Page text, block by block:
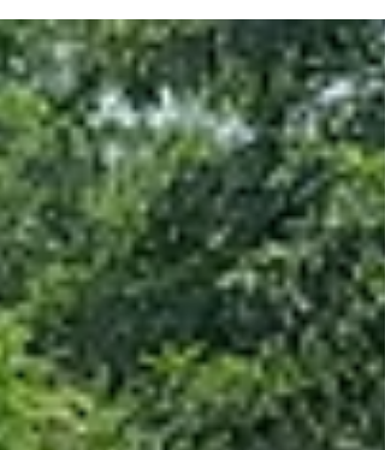
partecipazione . Il 29 novembre, presso il
Circolo Sportivo La Mirage di Roma, si è
svolta la Grottarossa Football Cup – Lo Sport
che Unisce , un torneo di calcio a 5 che ha
coinvolto ragazze e ragazzi delle scuole
medie. Un appuntamento nato dal territorio,
patrocinato dalla Regione Lazio e dal